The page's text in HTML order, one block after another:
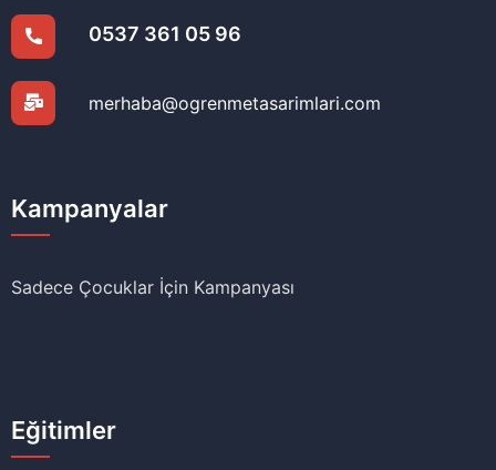
0537 361 05 96
merhaba@ogrenmetasarimlari.com
Kampanyalar
Sadece Çocuklar İçin Kampanyası
Eğitimler